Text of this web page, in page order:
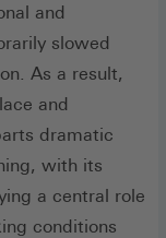
and
slowed
As a result,
and
dramatic
with its
a central role
conditions